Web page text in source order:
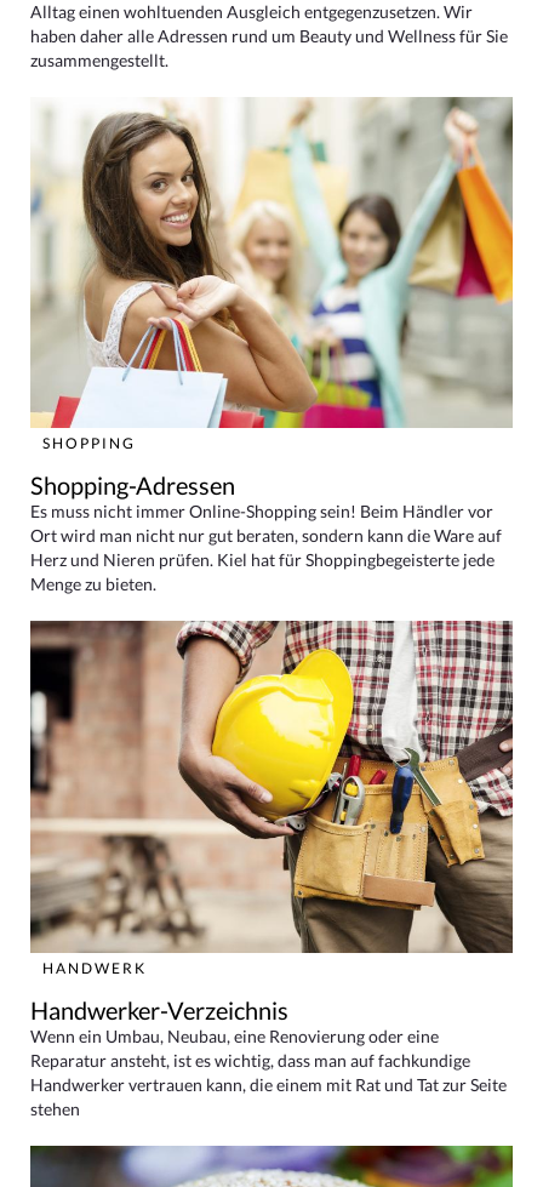
Alltag einen wohltuenden Ausgleich entgegenzusetzen. Wir
haben daher alle Adressen rund um Beauty und Wellness für Sie
zusammengestellt.
SHOPPING
Shopping-Adressen
Es muss nicht immer Online-Shopping sein! Beim Händler vor
Ort wird man nicht nur gut beraten, sondern kann die Ware auf
Herz und Nieren prüfen. Kiel hat für Shoppingbegeisterte jede
Menge zu bieten.
HANDWERK
Handwerker-Verzeichnis
Wenn ein Umbau, Neubau, eine Renovierung oder eine
Reparatur ansteht, ist es wichtig, dass man auf fachkundige
Handwerker vertrauen kann, die einem mit Rat und Tat zur Seite
stehen